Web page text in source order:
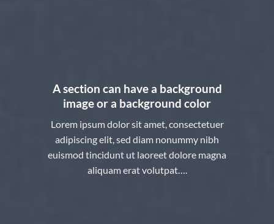
A section can have a background
image or a background color
Lorem ipsum dolor sit amet, consectetuer
adipiscing elit, sed diam nonummy nibh
euismod tincidunt ut laoreet dolore magna
aliquam erat volutpat….